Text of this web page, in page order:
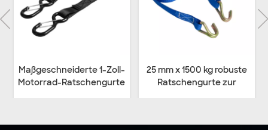
Maßgeschneiderte 1-Zoll-
Motorrad-Ratschengurte
25 mm x 1500 kg robuste
Ratschengurte zur